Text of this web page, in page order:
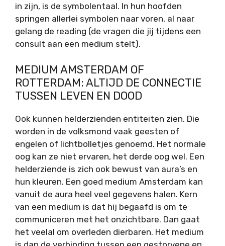
in zijn, is de symbolentaal. In hun hoofden
springen allerlei symbolen naar voren, al naar
gelang de reading (de vragen die jij tijdens een
consult aan een medium stelt).
MEDIUM AMSTERDAM OF
ROTTERDAM: ALTIJD DE CONNECTIE
TUSSEN LEVEN EN DOOD
Ook kunnen helderzienden entiteiten zien. Die
worden in de volksmond vaak geesten of
engelen of lichtbolletjes genoemd. Het normale
oog kan ze niet ervaren, het derde oog wel. Een
helderziende is zich ook bewust van aura’s en
hun kleuren. Een goed medium Amsterdam kan
vanuit de aura heel veel gegevens halen. Kern
van een medium is dat hij begaafd is om te
communiceren met het onzichtbare. Dan gaat
het veelal om overleden dierbaren. Het medium